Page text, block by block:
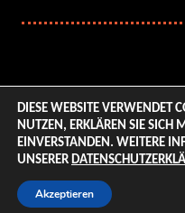
© 2026
All Rights Reserved. |
DIESE WEBSITE VERWENDET
NUTZEN, ERKLÄREN SIE SICH
EINVERSTANDEN. WEITERE
UNSERER
Akzeptieren